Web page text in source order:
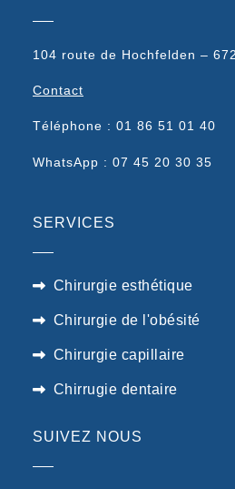
104 route de Hochfelden –
Contact
Téléphone : 01 86 51 01 40
WhatsApp : 07 45 20 30 35
SERVICES
Chirurgie esthétique
Chirurgie de l'obésité
Chirurgie capillaire
Chirrugie dentaire
SUIVEZ NOUS